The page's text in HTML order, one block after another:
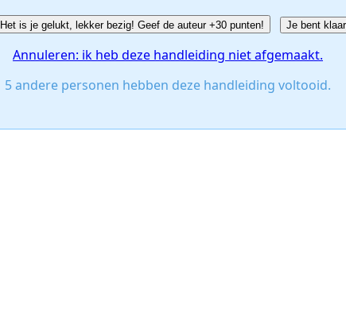
Het is je gelukt, lekker bezig! Geef de auteur +30 punten! Je bent
Annuleren: ik heb deze handleiding niet afgemaakt.
5 andere personen hebben deze handleiding voltooid.